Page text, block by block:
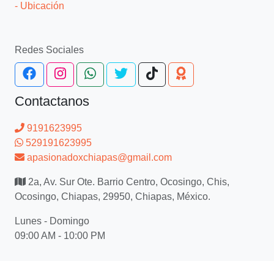
- Ubicación
Redes Sociales
Contactanos
9191623995
529191623995
apasionadoxchiapas@gmail.com
2a, Av. Sur Ote. Barrio Centro, Ocosingo, Chis,
Ocosingo, Chiapas, 29950, Chiapas, México.
Lunes - Domingo
09:00 AM - 10:00 PM